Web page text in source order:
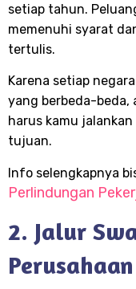
setiap tahun.
memenuhi syarat
tertulis.
Karena setiap
yang berbeda-beda,
harus kamu
tujuan.
Info selengkapnya
Perlindungan
2. Jalur